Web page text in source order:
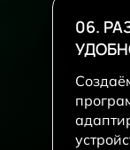
06.